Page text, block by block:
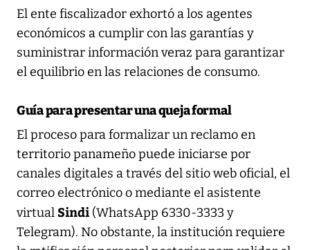
El ente fiscalizador exhortó a los agentes
económicos a cumplir con las garantías y
suministrar información veraz para garantizar
el equilibrio en las relaciones de consumo.
Guía para presentar una queja formal
El proceso para formalizar un reclamo en
territorio panameño puede iniciarse por
canales digitales a través del sitio web oficial, el
correo electrónico o mediante el asistente
virtual Sindi (WhatsApp 6330-3333 y
Telegram). No obstante, la institución requiere